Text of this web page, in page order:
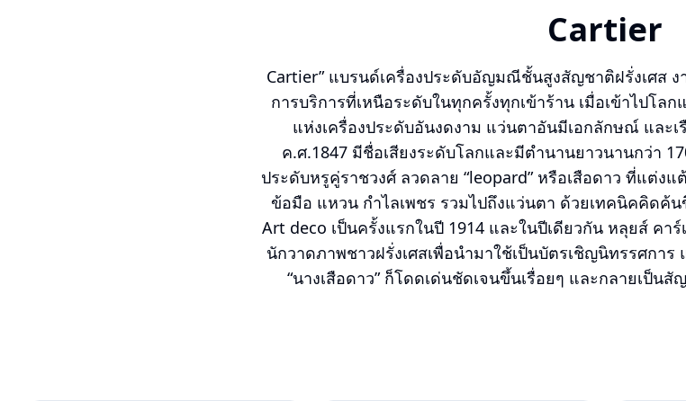
Cartier
Cartier” แบรนด์เครื่องประดับอัญมณีชั้นสูงสัญชาติฝรั่งเศส
การบริการที่เหนือระดับในทุกครั้งทุกเข้าร้าน เมื่อเข้าไปโล
แห่งเครื่องประดับอันงดงาม แว่นตาอันมีเอกลักษณ์ และเ
ค.ศ.1847 มีชื่อเสียงระดับโลกและมีตำนานยาวนานกว่า
ประดับหรูคู่ราชวงศ์ ลวดลาย “leopard” หรือเสือดาว ที่แต่ง
ข้อมือ แหวน กำไลเพชร รวมไปถึงแว่นตา ด้วยเทคนิคคิดค้
Art deco เป็นครั้งแรกในปี 1914 และในปีเดียวกัน หลุยส์ คาร์
นักวาดภาพชาวฝรั่งเศสเพื่อนำมาใช้เป็นบัตรเชิญนิทรรศกา
“นางเสือดาว” ก็โดดเด่นชัดเจนขึ้นเรื่อยๆ และกลายเป็